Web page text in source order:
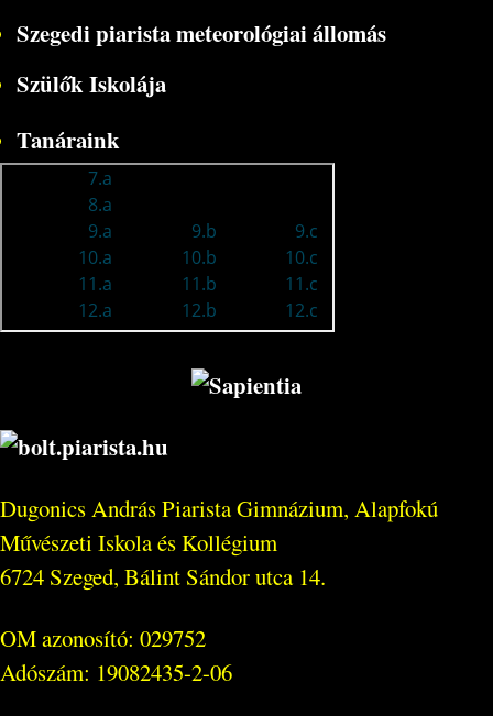
Szegedi piarista meteorológiai állomás
Szülők Iskolája
Tanáraink
Dugonics András Piarista Gimnázium, Alapfokú
Művészeti Iskola és Kollégium
6724 Szeged, Bálint Sándor utca 14.
OM azonosító: 029752
Adószám: 19082435-2-06